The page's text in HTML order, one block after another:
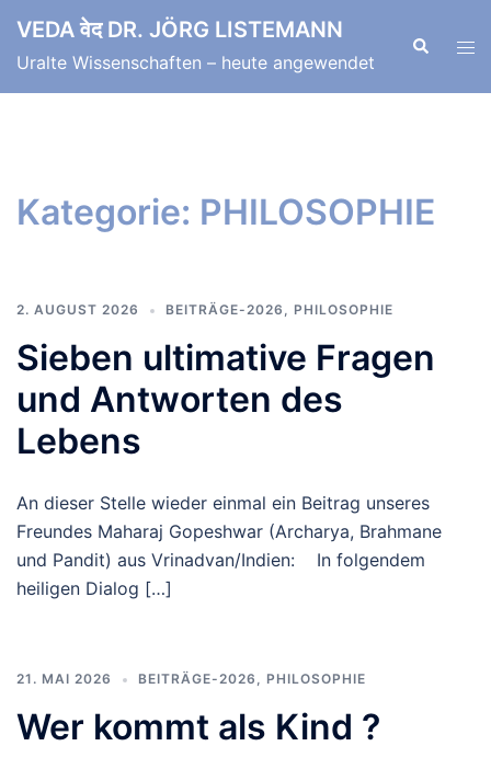
Inhalt
springen
VEDA वेद DR. JÖRG LISTEMANN
Uralte Wissenschaften – heute angewendet
Suche
Kategorie: PHILOSOPHIE
2. AUGUST 2026 BEITRÄGE-2026 , PHILOSOPHIE
Sieben ultimative Fragen
und Antworten des
Lebens
An dieser Stelle wieder einmal ein Beitrag unseres
Freundes Maharaj Gopeshwar (Archarya, Brahmane
und Pandit) aus Vrinadvan/Indien: In folgendem
heiligen Dialog […]
21. MAI 2026 BEITRÄGE-2026 , PHILOSOPHIE
Wer kommt als Kind ?